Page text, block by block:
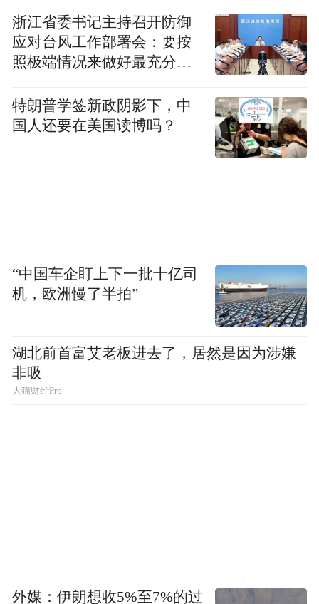
站上“十五五”规划开启的重要节点，吉林银
广、产品全、服务优的金融优势，以更优
质、更高效的服务能力，全方位助力长春大
冬会各项筹备、保障及推广工作。
冰雪会消融，但金融赋能发展的热度永不退
场。吉林银行将与长春大冬会执委会并肩站
浙江省委书记主持召开防御
应对台风工作部署会：要按
照极端情况来做好最充分的
特朗普学签新政阴影下，中
国人还要在美国读博吗？
“中国车企盯上下一批十亿司
机，欧洲慢了半拍”
湖北前首富艾老板进去了，居然是因为涉嫌
非吸
大猫财经Pro
外媒：伊朗想收5%至7%的过